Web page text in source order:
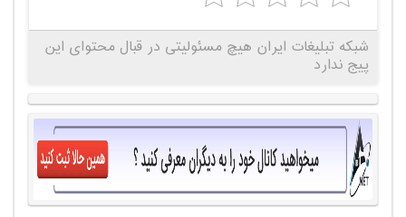
شبکه تبلیغات ایران هیچ مسئولیتی در قبال محتوای این
پیج ندارد